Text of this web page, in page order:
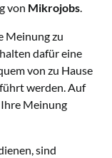
von Mikrojobs.
Meinung zu
dafür eine
von zu Hause
werden. Auf
Ihre Meinung
sind